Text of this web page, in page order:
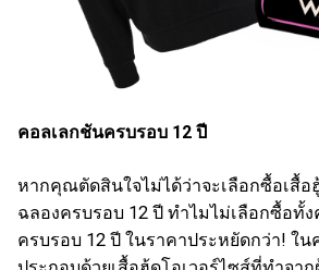
คอลเลกชันครบรอบ 12 ปี
หากคุณตัดสินใจไม่ได้ว่าจะเลือกซื้อเสื้อ
ฉลองครบรอบ 12 ปี ทำไมไม่เลือกซื้อทั้
ครบรอบ 12 ปี ในราคาประหยัดกว่า! ใ